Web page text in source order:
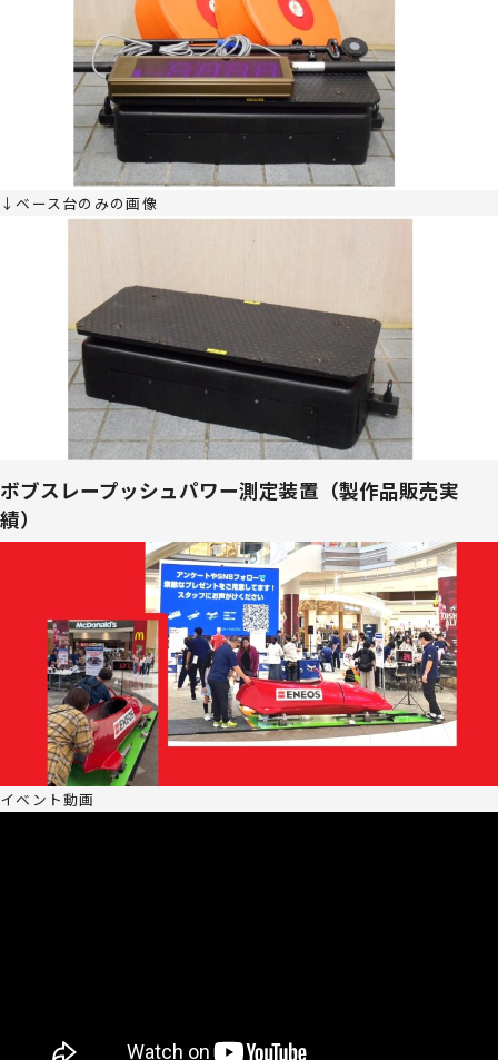
↓ベース台のみの画像
ボブスレープッシュパワー測定装置（製作品販売実
績）
イベント動画